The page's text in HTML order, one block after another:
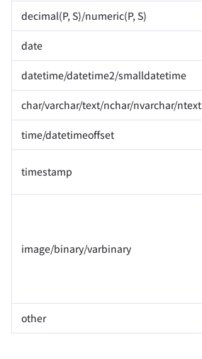
decimal(P, S)/numeric(P, S)
date
datetime/datetime2/smalldatetime
char/varchar/text/nchar/nvarchar/ntext
time/datetimeoffset
timestamp
image/binary/varbinary
other